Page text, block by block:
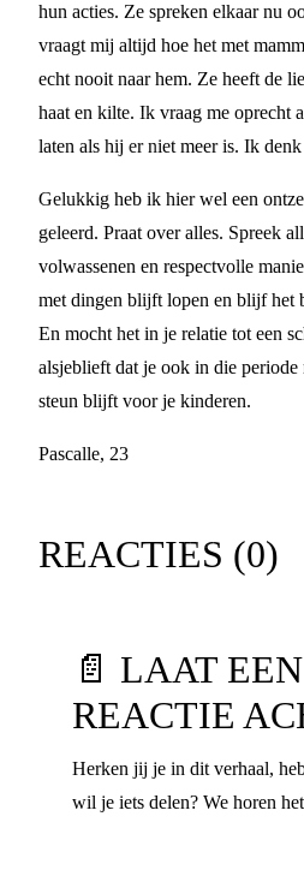
hun acties. Ze spreken elkaar nu
vraagt mij altijd hoe het met
echt nooit naar hem. Ze heeft de
haat en kilte. Ik vraag me oprecht
laten als hij er niet meer is. Ik
Gelukkig heb ik hier wel een
geleerd. Praat over alles. Spreek
volwassenen en respectvolle
met dingen blijft lopen en blijf het
En mocht het in je relatie tot een
alsjeblieft dat je ook in die periode
steun blijft voor je kinderen.
Pascalle, 23
REACTIES (0)
📄 LAAT EEN
REACTIE
Herken jij je in dit verhaal,
wil je iets delen? We horen